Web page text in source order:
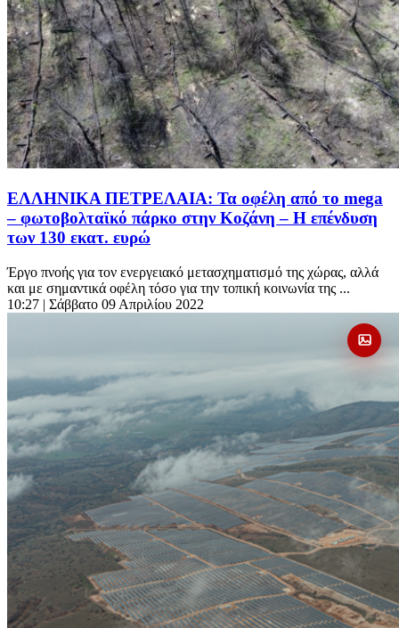
ΕΛΛΗΝΙΚΑ ΠΕΤΡΕΛΑΙΑ: Τα οφέλη από το mega
– φωτοβολταϊκό πάρκο στην Κοζάνη – Η επένδυση
των 130 εκατ. ευρώ
Έργο πνοής για τον ενεργειακό μετασχηματισμό της χώρας, αλλά
και με σημαντικά οφέλη τόσο για την τοπική κοινωνία της ...
10:27 | Σάββατο 09 Απριλίου 2022